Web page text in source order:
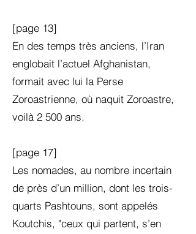
[page 13]
En des temps très anciens, l’Iran
englobait l’actuel Afghanistan,
formait avec lui la Perse
Zoroastrienne, où naquit Zoroastre,
voilà 2 500 ans.
[page 17]
Les nomades, au nombre incertain
de près d’un million, dont les trois-
quarts Pashtouns, sont appelés
Koutchis, "ceux qui partent, s’en